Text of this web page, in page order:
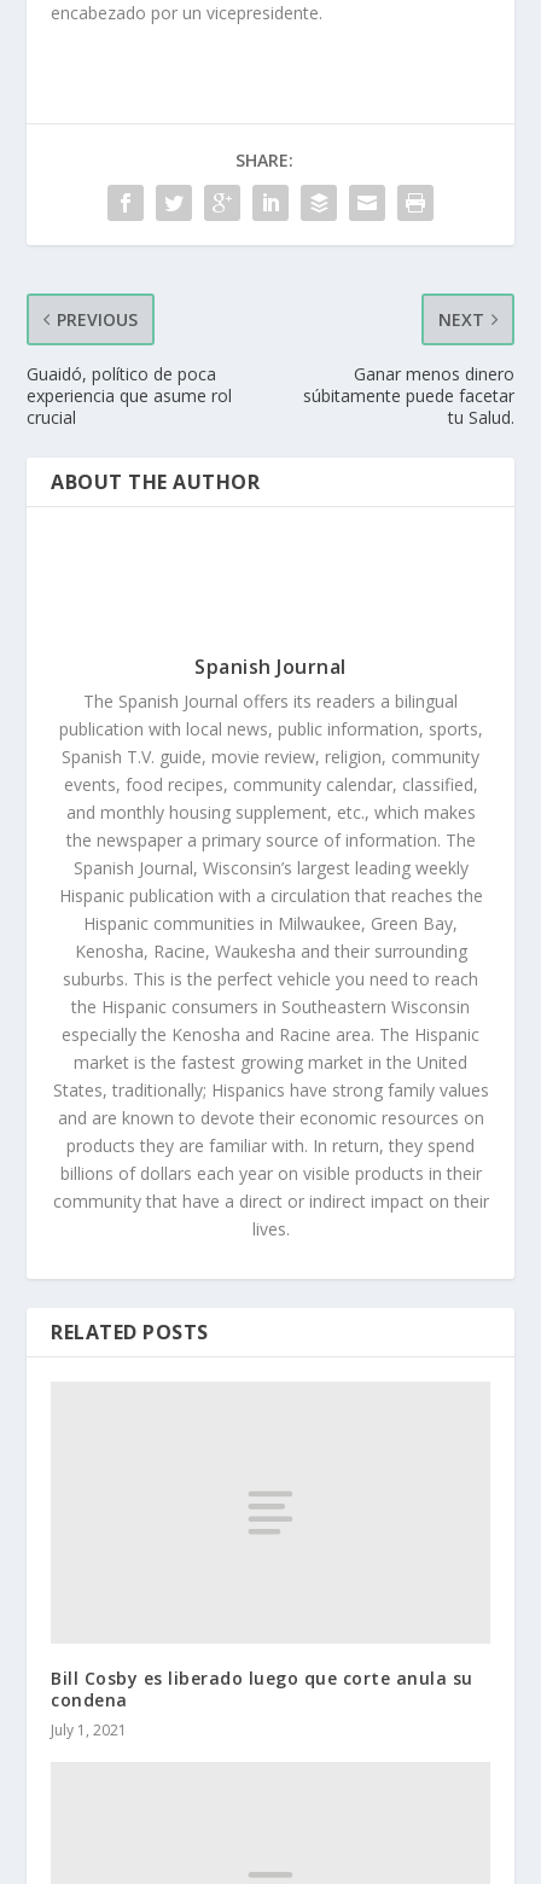
encabezado por un vicepresidente.
SHARE:
PREVIOUS
Guaidó, político de poca
experiencia que asume rol
crucial
NEXT
Ganar menos dinero
súbitamente puede facetar
tu Salud.
ABOUT THE AUTHOR
Spanish Journal
The Spanish Journal offers its readers a bilingual
publication with local news, public information, sports,
Spanish T.V. guide, movie review, religion, community
events, food recipes, community calendar, classified,
and monthly housing supplement, etc., which makes
the newspaper a primary source of information. The
Spanish Journal, Wisconsin’s largest leading weekly
Hispanic publication with a circulation that reaches the
Hispanic communities in Milwaukee, Green Bay,
Kenosha, Racine, Waukesha and their surrounding
suburbs. This is the perfect vehicle you need to reach
the Hispanic consumers in Southeastern Wisconsin
especially the Kenosha and Racine area. The Hispanic
market is the fastest growing market in the United
States, traditionally; Hispanics have strong family values
and are known to devote their economic resources on
products they are familiar with. In return, they spend
billions of dollars each year on visible products in their
community that have a direct or indirect impact on their
lives.
RELATED POSTS
Bill Cosby es liberado luego que corte anula su
condena
July 1, 2021